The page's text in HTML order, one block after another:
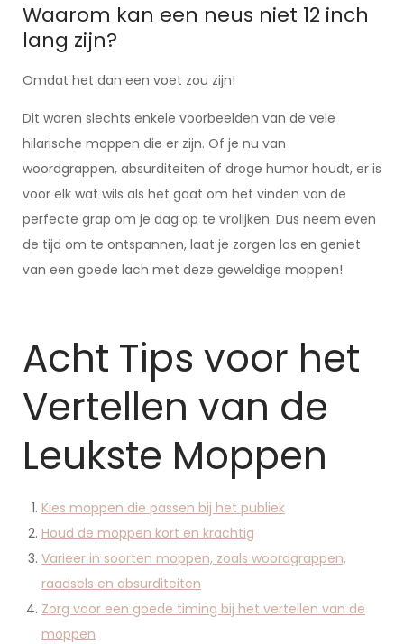
Waarom kan een neus niet 12 inch
lang zijn?
Omdat het dan een voet zou zijn!
Dit waren slechts enkele voorbeelden van de vele
hilarische moppen die er zijn. Of je nu van
woordgrappen, absurditeiten of droge humor houdt, er is
voor elk wat wils als het gaat om het vinden van de
perfecte grap om je dag op te vrolijken. Dus neem even
de tijd om te ontspannen, laat je zorgen los en geniet
van een goede lach met deze geweldige moppen!
Acht Tips voor het
Vertellen van de
Leukste Moppen
Kies moppen die passen bij het publiek
Houd de moppen kort en krachtig
Varieer in soorten moppen, zoals woordgrappen,
raadsels en absurditeiten
Zorg voor een goede timing bij het vertellen van de
moppen